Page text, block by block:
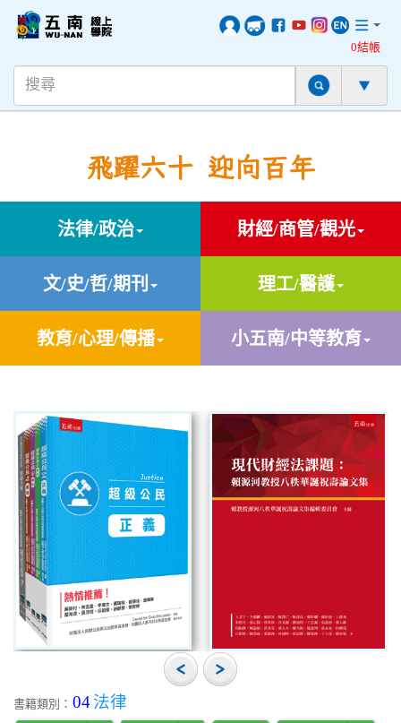
0結帳
飛躍六十 迎向百年
法律/政治 財經/商管/觀光
文/史/哲/期刊 理工/醫護
教育/心理/傳播 小五南/中等教育
書籍類別： 04 法律